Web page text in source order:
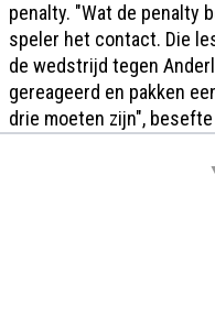
penalty. "Wat de penalty
speler het contact. Die
de wedstrijd tegen
gereageerd en pakken
drie moeten zijn",